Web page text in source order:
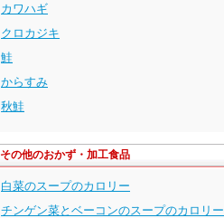
カワハギ
クロカジキ
鮭
からすみ
秋鮭
その他のおかず・加工食品
白菜のスープのカロリー
チンゲン菜とベーコンのスープのカロリー